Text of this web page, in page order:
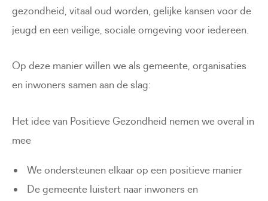
gezondheid, vitaal oud worden, gelijke kansen voor de
jeugd en een veilige, sociale omgeving voor iedereen.
Op deze manier willen we als gemeente, organisaties
en inwoners samen aan de slag:
Het idee van Positieve Gezondheid nemen we overal in
mee
We ondersteunen elkaar op een positieve manier
De gemeente luistert naar inwoners en